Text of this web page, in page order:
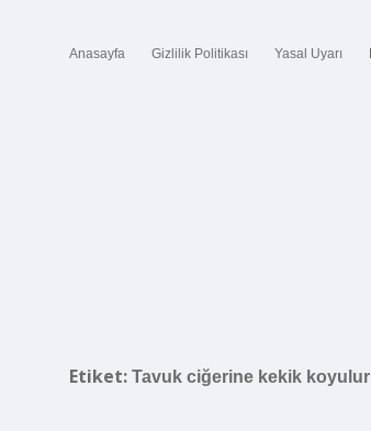
Anasayfa Gizlilik Politikası Yasal Uyarı
Etiket: Tavuk ciğerine kekik